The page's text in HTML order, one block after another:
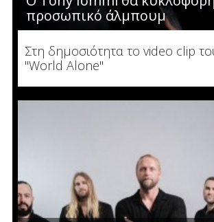
προσωπικό άλμπουμ
Στη δημοσιότητα το video clip
"World Alone"